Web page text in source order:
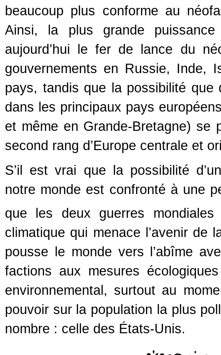
beaucoup plus conforme au
Ainsi, la plus grande
aujourd’hui le fer de lance du
gouvernements en Russie, Inde,
pays, tandis que la possibilité
dans les principaux pays
et même en Grande-Bretagne) se
second rang d’Europe centrale et
S’il est vrai que la possibilité
notre monde est confronté à une
que les deux guerres
climatique qui menace l’avenir de
pousse le monde vers l’abîme
factions aux mesures
environnemental, surtout au
pouvoir sur la population la plus
nombre : celle des États-Unis.